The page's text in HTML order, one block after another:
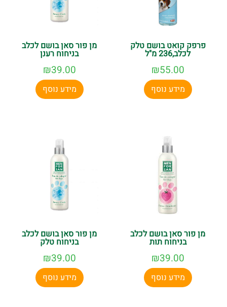
פרפק קואט בושם טלק
לכלב,236 מ"ל
₪55.00
מידע נוסף
מן פור סאן בושם לכלב
בניחוח רענן
₪39.00
מידע נוסף
מן פור סאן בושם לכלב
בניחוח תות
₪39.00
מידע נוסף
מן פור סאן בושם לכלב
בניחוח טלק
₪39.00
מידע נוסף